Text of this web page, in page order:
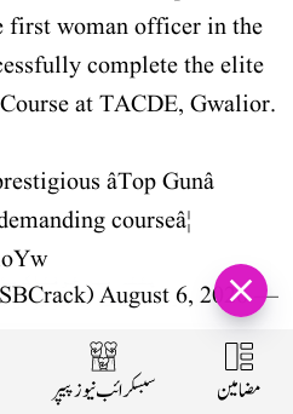
مضامین سبسکرائب نیوز پیپر مضامین سبسکرائب نیوز پیپر مضامین سبسکرائب نیوز پیپر
first woman officer in the
complete the elite
at TACDE, Gwalior.
âTop Gunâ
courseâ¦
— SSBCrack (@SSBCrack)
August 6, 2026
مضامین سبسکرائب نیوز پیپر
حادثہ، 26 سالہ نوجوان
حالات، 5 گاڑیاں نذر آتش،
پولیس پر پتھراؤ